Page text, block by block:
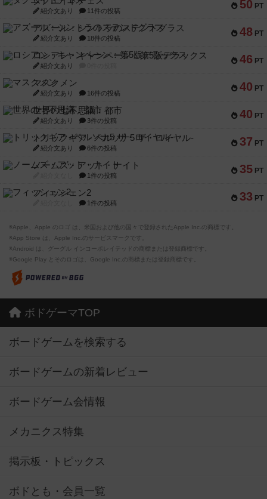
50 PT
紹介文あり 11件の投稿
48 PT
アズール：シントラのステンドグラス
紹介文あり 18件の投稿
46 PT
ロシアン・キャンペーン：第5版デラックス
紹介文あり
40 PT
マスクメン
紹介文あり 16件の投稿
40 PT
世界の七不思議：都市
紹介文あり 3件の投稿
37 PT
トリックギア - ペルソナ5 ザ・ロイヤル-
紹介文あり 6件の投稿
35 PT
ノームズ・アット・ナイト
1件の投稿
33 PT
フィッシェン2
1件の投稿
※Apple、Apple のロゴ は、米国および他の国々で登録されたApple Inc.の商標です。
※App Store は、Apple Inc.のサービスマークです。
※Android は、グーグル インコーポレイテッドの商標または登録商標です。
※Google Play とそのロゴは、Google Inc.の商標または登録商標です。
ボドゲーマTOP
ボードゲームを検索する
ボードゲームの新着レビュー
ボードゲーム会情報
メカニクス特集
掲示板・トピックス
ボドとも・会員一覧